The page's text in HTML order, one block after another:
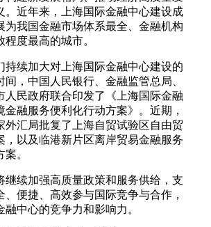
。近年来，上海国际金融中心建设成
为我国金融市场体系最全、金融机构
度最高的城市。
持续加大对上海国际金融中心建设的
，中国人民银行、金融监管总局、
人民政府联合印发了《上海国际金融
融服务便利化行动方案》。近期，
外汇局批复了上海自贸试验区自由贸
，以及临港新片区离岸贸易金融服务
。
继续加强高质量政策和服务供给，支
便捷、高效参与国际竞争与合作，
中心的竞争力和影响力。